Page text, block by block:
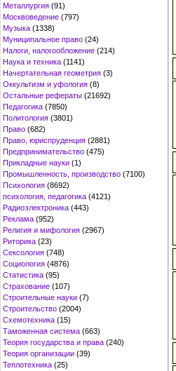
Металлургия (91)
Москвоведение (797)
Музыка (1338)
Муниципальное право (24)
Налоги, налогообложение (214)
Наука и техника (1141)
Начертательная геометрия (3)
Оккультизм и уфология (8)
Остальные рефераты (21692)
Педагогика (7850)
Политология (3801)
Право (682)
Право, юриспруденция (2881)
Предпринимательство (475)
Прикладные науки (1)
Промышленность, производство (7100)
Психология (8692)
психология, педагогика (4121)
Радиоэлектроника (443)
Реклама (952)
Религия и мифология (2967)
Риторика (23)
Сексология (748)
Социология (4876)
Статистика (95)
Страхование (107)
Строительные науки (7)
Строительство (2004)
Схемотехника (15)
Таможенная система (663)
Теория государства и права (240)
Теория организации (39)
Теплотехника (25)